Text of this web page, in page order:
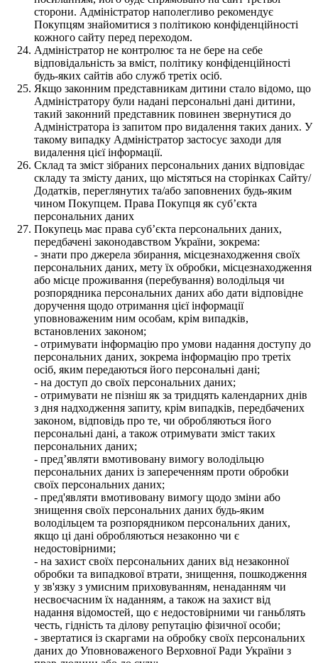
сторони. Адміністратор наполегливо рекомендує
Покупцям знайомитися з політикою конфіденційності
кожного сайту перед переходом.
Адміністратор не контролює та не бере на себе
відповідальність за вміст, політику конфіденційності
будь-яких сайтів або служб третіх осіб.
Якщо законним представникам дитини стало відомо, що
Адміністратору були надані персональні дані дитини,
такий законний представник повинен звернутися до
Адміністратора із запитом про видалення таких даних. У
такому випадку Адміністратор застосує заходи для
видалення цієї інформації.
Склад та зміст зібраних персональних даних відповідає
складу та змісту даних, що містяться на сторінках Сайту/
Додатків, переглянутих та/або заповнених будь-яким
чином Покупцем. Права Покупця як суб’єкта
персональних даних
Покупець має права суб’єкта персональних даних,
передбачені законодавством України, зокрема:
- знати про джерела збирання, місцезнаходження своїх
персональних даних, мету їх обробки, місцезнаходження
або місце проживання (перебування) володільця чи
розпорядника персональних даних або дати відповідне
доручення щодо отримання цієї інформації
уповноваженим ним особам, крім випадків,
встановлених законом;
- отримувати інформацію про умови надання доступу до
персональних даних, зокрема інформацію про третіх
осіб, яким передаються його персональні дані;
- на доступ до своїх персональних даних;
- отримувати не пізніш як за тридцять календарних днів
з дня надходження запиту, крім випадків, передбачених
законом, відповідь про те, чи обробляються його
персональні дані, а також отримувати зміст таких
персональних даних;
- пред’являти вмотивовану вимогу володільцю
персональних даних із запереченням проти обробки
своїх персональних даних;
- пред'являти вмотивовану вимогу щодо зміни або
знищення своїх персональних даних будь-яким
володільцем та розпорядником персональних даних,
якщо ці дані обробляються незаконно чи є
недостовірними;
- на захист своїх персональних даних від незаконної
обробки та випадкової втрати, знищення, пошкодження
у зв'язку з умисним приховуванням, ненаданням чи
несвоєчасним їх наданням, а також на захист від
надання відомостей, що є недостовірними чи ганьблять
честь, гідність та ділову репутацію фізичної особи;
- звертатися із скаргами на обробку своїх персональних
даних до Уповноваженого Верховної Ради України з